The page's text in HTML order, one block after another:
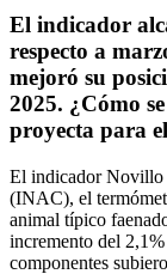
El indicador
respecto a
mejoró su
2025. ¿Cómo
proyecta para
El indicador Novillo
(INAC), el
animal típico
incremento del
componentes